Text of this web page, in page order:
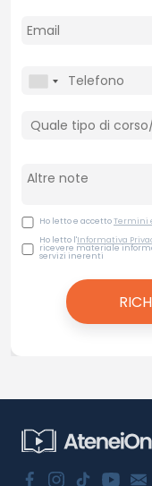
Ho letto e accettoTermini
Ho letto l'Informativa
ricevere materiale
servizi inerenti